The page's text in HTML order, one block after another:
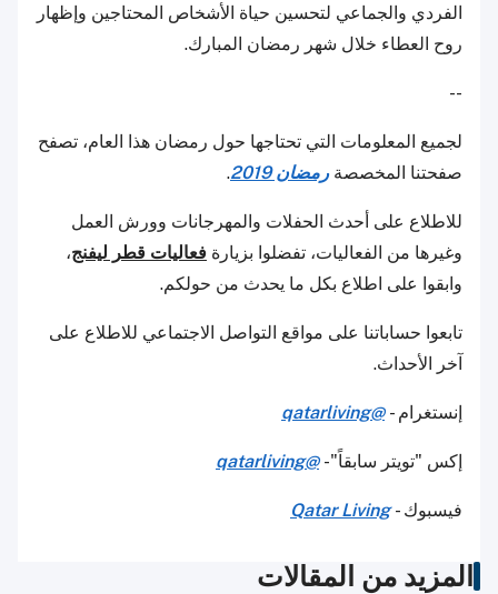
الفردي والجماعي لتحسين حياة الأشخاص المحتاجين وإظهار
روح العطاء خلال شهر رمضان المبارك.
--
لجميع المعلومات التي تحتاجها حول رمضان هذا العام، تصفح
صفحتنا المخصصةرمضان 2019 .
للاطلاع على أحدث الحفلات والمهرجانات وورش العمل
وغيرها من الفعاليات، تفضلوا بزيارة فعاليات قطر ليفنج،
وابقوا على اطلاع بكل ما يحدث من حولكم.
تابعوا حساباتنا على مواقع التواصل الاجتماعي للاطلاع على
آخر الأحداث.
إنستغرام -@qatarliving
إكس "تويتر سابقاً"-@qatarliving
فيسبوك -Qatar Living
المزيد من المقالات